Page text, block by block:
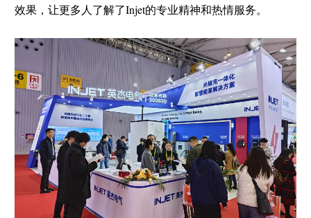
效果，让更多人了解了Injet的专业精神和热情服务。